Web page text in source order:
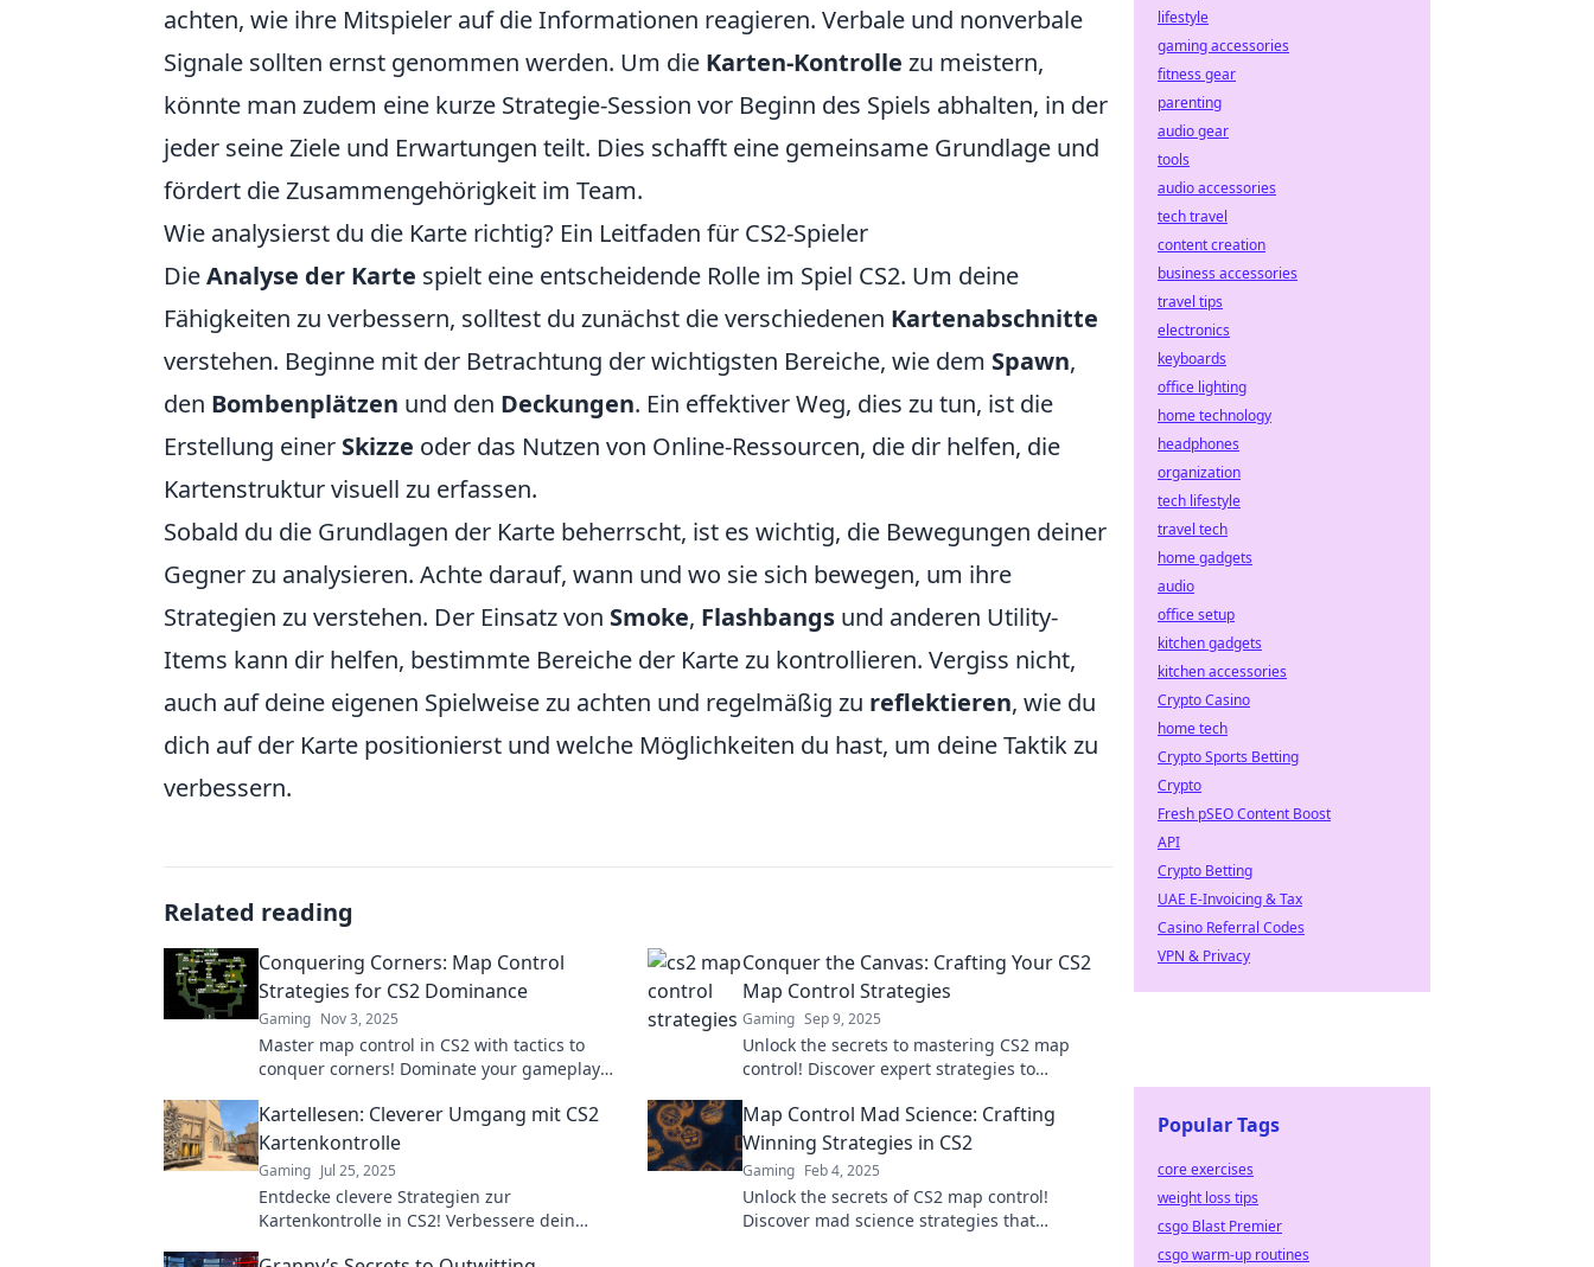
achten, wie ihre Mitspieler auf die Informationen reagieren. Verbale und nonverbale
Signale sollten ernst genommen werden. Um die Karten-Kontrolle zu meistern,
könnte man zudem eine kurze Strategie-Session vor Beginn des Spiels abhalten, in der
jeder seine Ziele und Erwartungen teilt. Dies schafft eine gemeinsame Grundlage und
fördert die Zusammengehörigkeit im Team.
Wie analysierst du die Karte richtig? Ein Leitfaden für CS2-Spieler
DieAnalyse der Karte spielt eine entscheidende Rolle im Spiel CS2. Um deine
Fähigkeiten zu verbessern, solltest du zunächst die verschiedenen Kartenabschnitte
verstehen. Beginne mit der Betrachtung der wichtigsten Bereiche, wie dem Spawn,
den Bombenplätzen und den Deckungen. Ein effektiver Weg, dies zu tun, ist die
Erstellung einer Skizze oder das Nutzen von Online-Ressourcen, die dir helfen, die
Kartenstruktur visuell zu erfassen.
Sobald du die Grundlagen der Karte beherrscht, ist es wichtig, die Bewegungen deiner
Gegner zu analysieren. Achte darauf, wann und wo sie sich bewegen, um ihre
Strategien zu verstehen. Der Einsatz von Smoke, Flashbangs und anderen Utility-
Items kann dir helfen, bestimmte Bereiche der Karte zu kontrollieren. Vergiss nicht,
auch auf deine eigenen Spielweise zu achten und regelmäßig zu reflektieren, wie du
dich auf der Karte positionierst und welche Möglichkeiten du hast, um deine Taktik zu
verbessern.
Related reading
Conquering Corners: Map Control
Strategies for CS2 Dominance
Gaming Nov 3, 2025
Master map control in CS2 with tactics to
conquer corners! Dominate your gameplay
Conquer the Canvas: Crafting Your CS2
Map Control Strategies
Gaming Sep 9, 2025
Unlock the secrets to mastering CS2 map
control! Discover expert strategies to
gameplay today!
Kartellesen: Cleverer Umgang mit CS2
Kartenkontrolle
Gaming Jul 25, 2025
Entdecke clevere Strategien zur
Kartenkontrolle in CS2! Verbessere dein
Map Control Mad Science: Crafting
Winning Strategies in CS2
Gaming Feb 4, 2025
Unlock the secrets of CS2 map control!
Discover mad science strategies that
lifestyle
gaming accessories
fitness gear
parenting
audio gear
tools
audio accessories
tech travel
content creation
business accessories
travel tips
electronics
keyboards
office lighting
home technology
headphones
organization
tech lifestyle
travel tech
home gadgets
audio
office setup
kitchen gadgets
kitchen accessories
Crypto Casino
home tech
Crypto Sports Betting
Crypto
Fresh pSEO Content Boost
API
Crypto Betting
UAE E-Invoicing & Tax
Casino Referral Codes
VPN & Privacy
Popular Tags
core exercises
weight loss tips
csgo Blast Premier
csgo warm-up routines